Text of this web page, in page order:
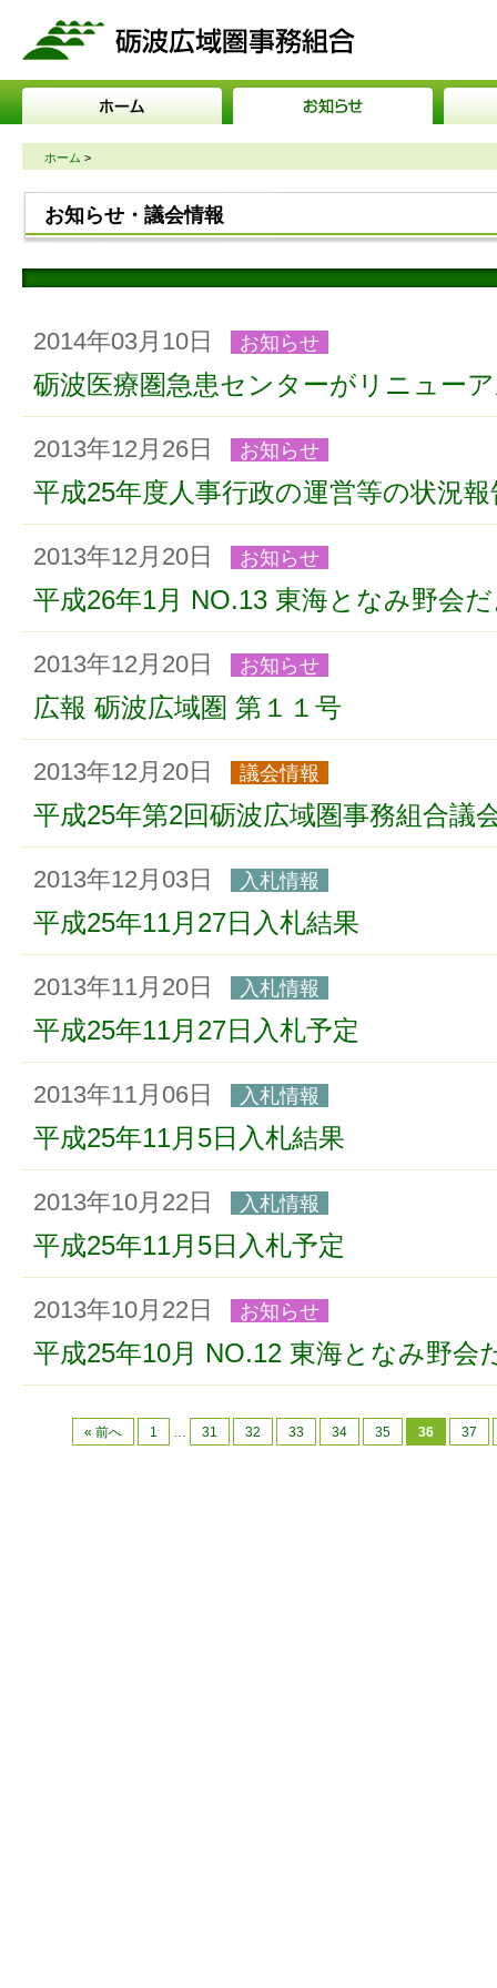
ホーム >
お知らせ・議会情報
2014年03月10日 お知らせ
砺波医療圏急患センターがリニュー
2013年12月26日 お知らせ
平成25年度人事行政の運営等の状況
2013年12月20日 お知らせ
平成26年1月 NO.13 東海となみ野会
2013年12月20日 お知らせ
広報 砺波広域圏 第１１号
2013年12月20日 議会情報
平成25年第2回砺波広域圏事務組合議
2013年12月03日 入札情報
平成25年11月27日入札結果
2013年11月20日 入札情報
平成25年11月27日入札予定
2013年11月06日 入札情報
平成25年11月5日入札結果
2013年10月22日 入札情報
平成25年11月5日入札予定
2013年10月22日 お知らせ
平成25年10月 NO.12 東海となみ野会
« 前へ 1 31 32 33 34 35 36 37